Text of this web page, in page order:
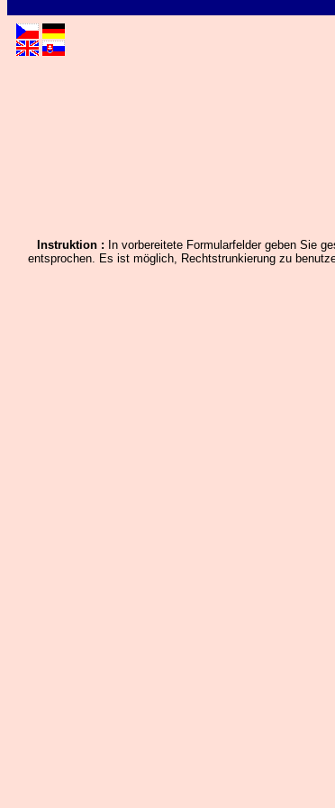
Instruktion : In vorbereitete Formularfelder geben Sie
entsprochen. Es ist möglich, Rechtstrunkierung zu